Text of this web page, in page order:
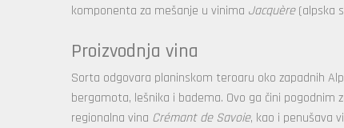
komponenta za mešanje u vinima Jacquère(alpska
Proizvodnja vina
Sorta odgovara planinskom teroaru oko zapadnih
bergamota, lešnika i badema. Ovo ga čini pogodnim
regionalna vina Crémant de Savoie, kao i penušava